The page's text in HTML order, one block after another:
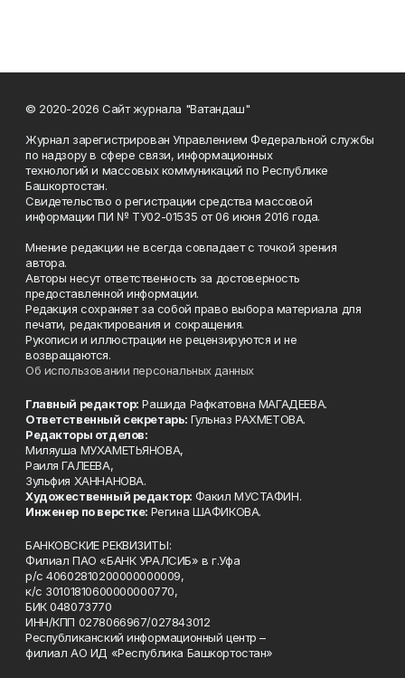
© 2020-2026 Сайт журнала "Ватандаш"
Журнал зарегистрирован Управлением Федеральной службы
по надзору в сфере связи, информационных
технологий и массовых коммуникаций по Республике
Башкортостан.
Свидетельство о регистрации средства массовой
информации ПИ № ТУ02-01535 от 06 июня 2016 года.
Мнение редакции не всегда совпадает с точкой зрения
автора.
Авторы несут ответственность за достоверность
предоставленной информации.
Редакция сохраняет за собой право выбора материала для
печати, редактирования и сокращения.
Рукописи и иллюстрации не рецензируются и не
возвращаются.
Об использовании персональных данных
Главный редактор: Рашида Рафкатовна МАГАДЕЕВА.
Ответственный секретарь: Гульназ РАХМЕТОВА.
Редакторы отделов:
Миляуша МУХАМЕТЬЯНОВА,
Раиля ГАЛЕЕВА,
Зульфия ХАННАНОВА.
Художественный редактор: Факил МУСТАФИН.
Инженер по верстке: Регина ШАФИКОВА.
БАНКОВСКИЕ РЕКВИЗИТЫ:
Филиал ПАО «БАНК УРАЛСИБ» в г.Уфа
р/с 40602810200000000009,
к/с 30101810600000000770,
БИК 048073770
ИНН/КПП 0278066967/027843012
Республиканский информационный центр –
филиал АО ИД «Республика Башкортостан»